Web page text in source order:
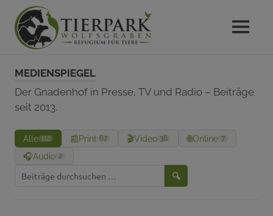
Inhalt
springen
Gnadenhof
Tierpark
für
Tiere
im
MENU
MEDIENSPIEGEL
Der Gnadenhof in Presse, TV und Radio – Beiträge
seit 2013.
Alle 112 📰Print 67 🎬Video 36 🌐Online 7
🎧Audio 2
Medienbeiträge
🔍